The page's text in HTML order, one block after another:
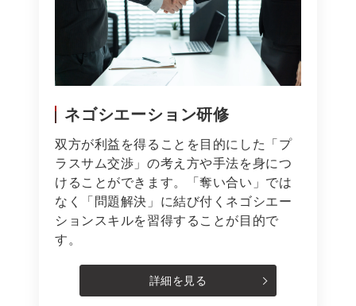
ネゴシエーション研修
双方が利益を得ることを目的にした「プ
ラスサム交渉」の考え方や手法を身につ
けることができます。「奪い合い」では
なく「問題解決」に結び付くネゴシエー
ションスキルを習得することが目的で
す。
詳細を見る